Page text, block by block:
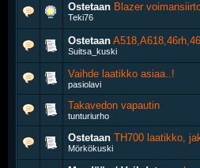
Ostetaan Blazer
Teki76
Ostetaan
Suitsa_kuski
Vaihde laatikko asiaa..!
pasiolavi
Takavedon vapautin
tunturiurho
Ostetaan TH700 laatikko,
Mörkökuski